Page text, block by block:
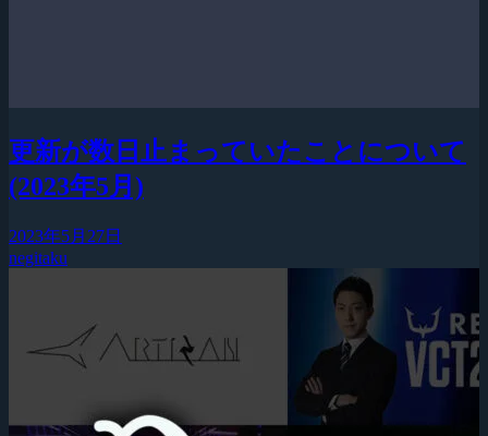
更新が数日止まっていたことについて
(2023年5月)
2023年5月27日
negitaku